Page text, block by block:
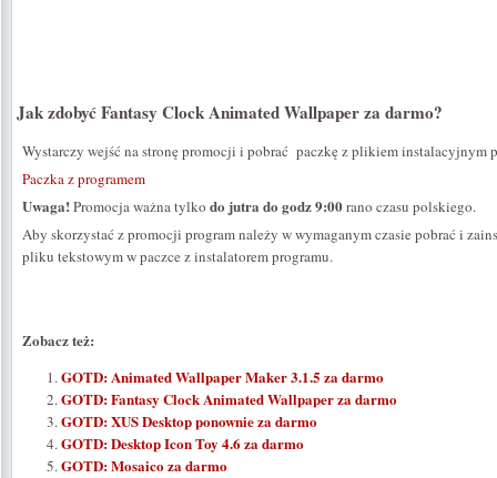
Jak zdobyć Fantasy Clock Animated Wallpaper za darmo?
Wystarczy wejść na stronę promocji i pobrać paczkę z plikiem instalacyjnym
Paczka z programem
Uwaga!Promocja ważna tylko do jutra do godz 9:00rano czasu polskiego.
Aby skorzystać z promocji program należy w wymaganym czasie pobrać i
pliku tekstowym w paczce z instalatorem programu.
Zobacz też:
GOTD: Animated Wallpaper Maker 3.1.5 za darmo
GOTD: Fantasy Clock Animated Wallpaper za darmo
GOTD: XUS Desktop ponownie za darmo
GOTD: Desktop Icon Toy 4.6 za darmo
GOTD: Mosaico za darmo